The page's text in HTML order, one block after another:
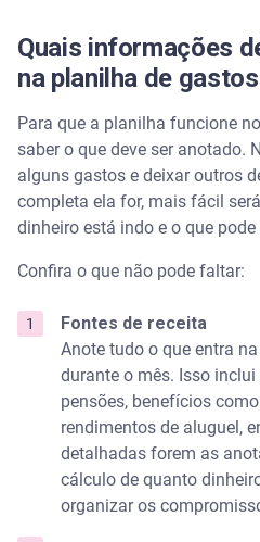
Quais informações
na planilha de
Para que a planilha funcione
saber o que deve ser anotado.
alguns gastos e deixar outros
completa ela for, mais fácil
dinheiro está indo e o que
Confira o que não pode faltar:
Fontes de receita
Anote tudo o que entra
durante o mês. Isso
pensões, benefícios
rendimentos de aluguel,
detalhadas forem as
cálculo de quanto
organizar os